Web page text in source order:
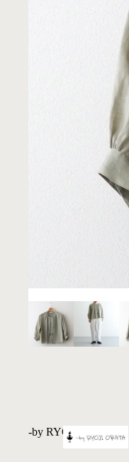
-by RYOJI OBATA